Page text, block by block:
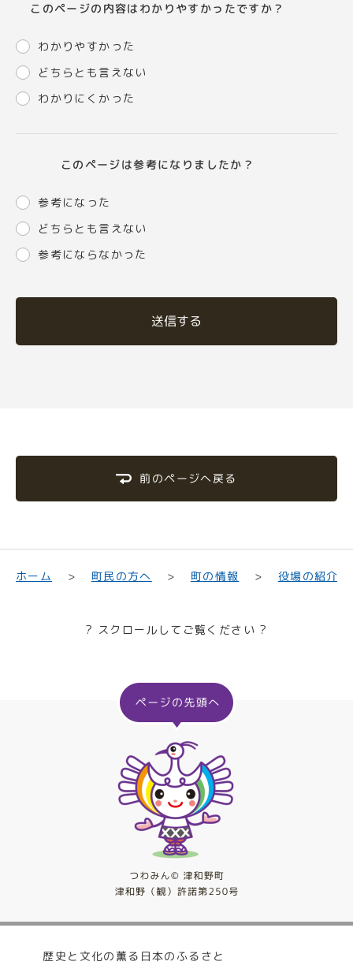
このページの内容はわかりやすかったですか？
わかりやすかった
どちらとも言えない
わかりにくかった
このページは参考になりましたか？
参考になった
どちらとも言えない
参考にならなかった
送信する
前のページへ戻る
ホーム 町民の方へ 町の情報 役場の紹介
? スクロールしてご覧ください ?
歴史と文化の薫る日本のふるさと